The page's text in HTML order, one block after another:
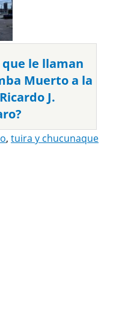
que le llaman
Muerto a la
J.
, tuira y chucunaque